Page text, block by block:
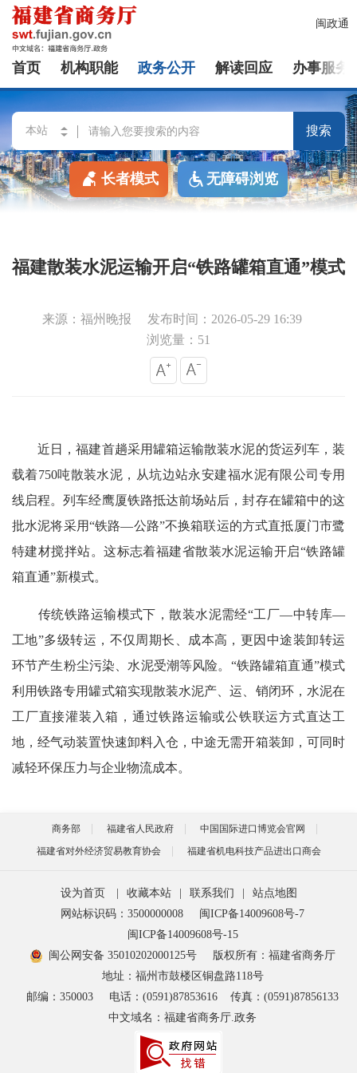
闽政通
首页 机构职能 政务公开 解读回应 办事服务
搜索
长者模式 无障碍浏览
福建散装水泥运输开启“铁路罐箱直通”模式
来源：福州晚报
发布时间：2026-05-29 16:39
浏览量：51
近日，福建首趟采用罐箱运输散装水泥的货运列车，装
载着750吨散装水泥，从坑边站永安建福水泥有限公司专用
线启程。列车经鹰厦铁路抵达前场站后，封存在罐箱中的这
批水泥将采用“铁路—公路”不换箱联运的方式直抵厦门市鹭
特建材搅拌站。这标志着福建省散装水泥运输开启“铁路罐
箱直通”新模式。
传统铁路运输模式下，散装水泥需经“工厂—中转库—
工地”多级转运，不仅周期长、成本高，更因中途装卸转运
环节产生粉尘污染、水泥受潮等风险。“铁路罐箱直通”模式
利用铁路专用罐式箱实现散装水泥产、运、销闭环，水泥在
工厂直接灌装入箱，通过铁路运输或公铁联运方式直达工
地，经气动装置快速卸料入仓，中途无需开箱装卸，可同时
减轻环保压力与企业物流成本。
商务部 福建省人民政府
中国国际进口博览会官网
福建省对外经济贸易教育协会
福建省机电科技产品进出口商会
设为首页 收藏本站 联系我们
站点地图
网站标识码：3500000008
闽ICP备14009608号-7
闽ICP备14009608号-15
闽公网安备 35010202000125号
版权所有：福建省商务厅
地址：福州市鼓楼区铜盘路118号
邮编：350003
电话：(0591)87853616
传真：(0591)87856133
中文域名：福建省商务厅.政务